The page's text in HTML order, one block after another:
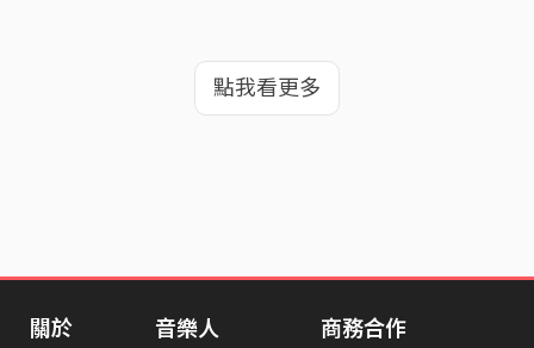
點我看更多
關於 音樂人 商務合作